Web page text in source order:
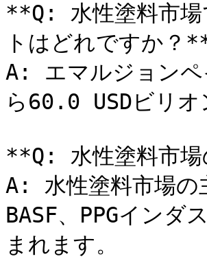
**Q: 水性塗料市場
トはどれですか？
A: エマルジョンペ
ら60.0 USDビリオ
**Q: 水性塗料市場
A: 水性塗料市場の
BASF、PPGインダ
まれます。